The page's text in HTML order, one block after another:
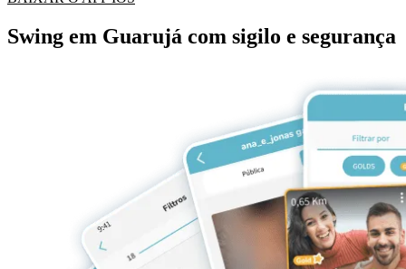
Swing em Guarujá com sigilo e segurança